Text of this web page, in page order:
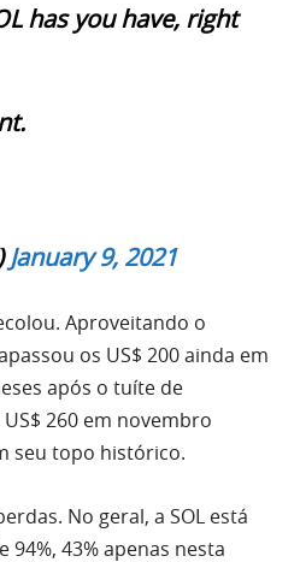
has you have, right
January 9, 2021
Aproveitando o
os US$ 200 ainda em
após o tuíte de
260 em novembro
seu topo histórico.
No geral, a SOL está
43% apenas nesta